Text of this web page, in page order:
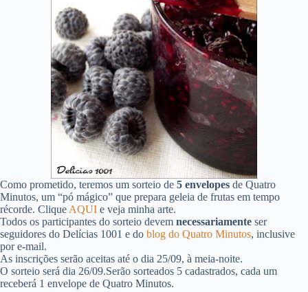
Como prometido, teremos um sorteio de 5 envelopes de Quatro
Minutos, um “pó mágico” que prepara geleia de frutas em tempo
récorde. Clique AQUI e veja minha arte.
Todos os participantes do sorteio devem necessariamente ser
seguidores do Delícias 1001 e do blog do Quatro Minutos, inclusive
por e-mail.
As inscrições serão aceitas até o dia 25/09, à meia-noite.
O sorteio será dia 26/09.Serão sorteados 5 cadastrados, cada um
receberá 1 envelope de Quatro Minutos.